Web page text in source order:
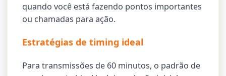
quando você está fazendo pontos importantes
ou chamadas para ação.
Estratégias de timing ideal
Para transmissões de 60 minutos, o padrão de